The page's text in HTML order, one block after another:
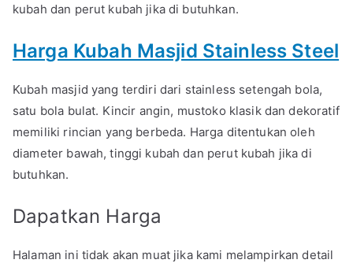
kubah dan perut kubah jika di butuhkan.
Harga Kubah Masjid Stainless Steel
Kubah masjid yang terdiri dari stainless setengah bola,
satu bola bulat. Kincir angin, mustoko klasik dan dekoratif
memiliki rincian yang berbeda. Harga ditentukan oleh
diameter bawah, tinggi kubah dan perut kubah jika di
butuhkan.
Dapatkan Harga
Halaman ini tidak akan muat jika kami melampirkan detail